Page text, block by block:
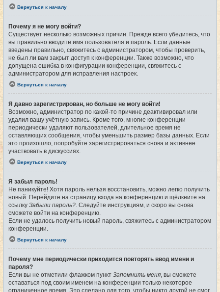
Вернуться к началу
Почему я не могу войти?
Существует несколько возможных причин. Прежде всего убедитесь, что
вы правильно вводите имя пользователя и пароль. Если данные
введены правильно, свяжитесь с администратором, чтобы проверить,
не был ли вам закрыт доступ к конференции. Также возможно, что
допущена ошибка в конфигурации конференции, свяжитесь с
администратором для исправления настроек.
Вернуться к началу
Я давно зарегистрирован, но больше не могу войти!
Возможно, администратор по какой-то причине деактивировал или
удалил вашу учётную запись. Кроме того, многие конференции
периодически удаляют пользователей, длительное время не
оставляющих сообщения, чтобы уменьшить размер базы данных. Если
это произошло, попробуйте зарегистрироваться снова и активнее
участвовать в дискуссиях.
Вернуться к началу
Я забыл пароль!
Не паникуйте! Хотя пароль нельзя восстановить, можно легко получить
новый. Перейдите на страницу входа на конференцию и щёлкните на
ссылку Забыли пароль? . Следуйте инструкциям, и скоро вы снова
сможете войти на конференцию.
Если не удалось получить новый пароль, свяжитесь с администратором
конференции.
Вернуться к началу
Почему мне периодически приходится повторять ввод имени и
пароля?
Если вы не отметили флажком пункт Запомнить меня , вы сможете
оставаться под своим именем на конференции только некоторое
ограниченное время. Это сделано для того, чтобы никто другой не смог